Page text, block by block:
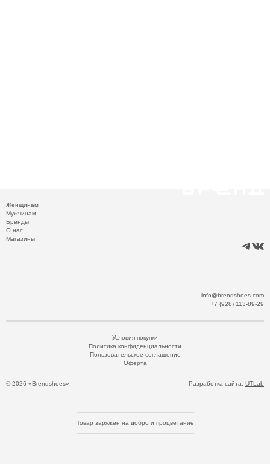
Женщинам
Мужчинам
Бренды
О нас
Магазины
info@brendshoes.com
+7 (928) 113-89-29
© 2026 «Brendshoes»
Условия покупки
Политика конфиденциальности
Пользовательское соглашение
Оферта
Разработка сайта: UTLab
Товар заряжен на добро и процветание